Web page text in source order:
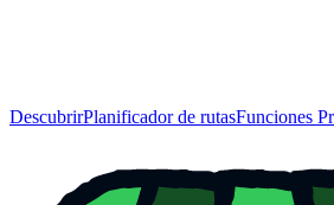
DescubrirPlanificador de rutasFunciones